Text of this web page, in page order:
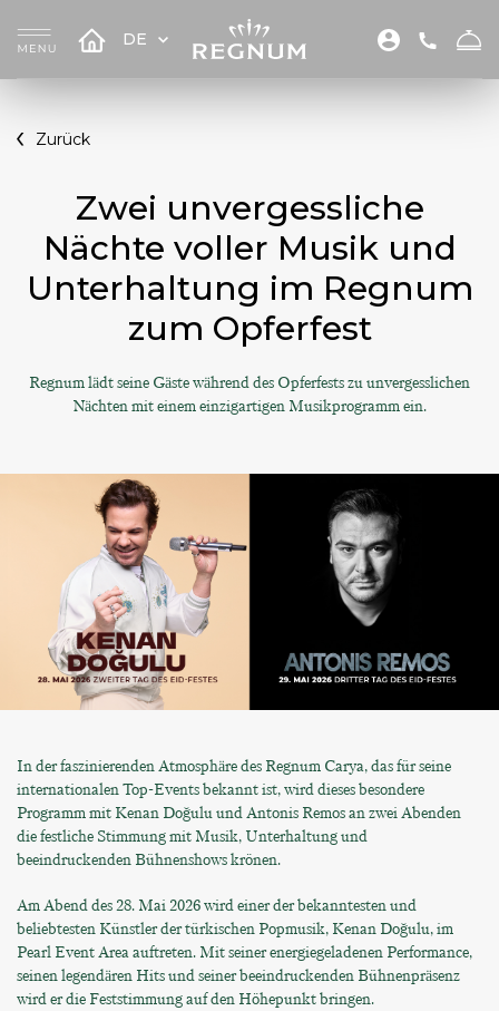
DE
Zurück
Zwei unvergessliche
Nächte voller Musik und
Unterhaltung im Regnum
zum Opferfest
Regnum lädt seine Gäste während des Opferfests zu unvergesslichen
Nächten mit einem einzigartigen Musikprogramm ein.
In der faszinierenden Atmosphäre des Regnum Carya, das für seine
internationalen Top-Events bekannt ist, wird dieses besondere
Programm mit Kenan Doğulu und Antonis Remos an zwei Abenden
die festliche Stimmung mit Musik, Unterhaltung und
beeindruckenden Bühnenshows krönen.
Am Abend des 28. Mai 2026 wird einer der bekanntesten und
beliebtesten Künstler der türkischen Popmusik, Kenan Doğulu, im
Pearl Event Area auftreten. Mit seiner energiegeladenen Performance,
seinen legendären Hits und seiner beeindruckenden Bühnenpräsenz
wird er die Feststimmung auf den Höhepunkt bringen.